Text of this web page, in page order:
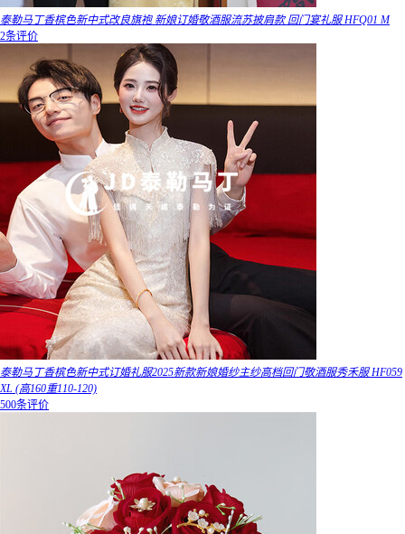
泰勒马丁香槟色新中式改良旗袍 新娘订婚敬酒服流苏披肩款 回门宴礼服 HFQ01 M
2条评价
泰勒马丁香槟色新中式订婚礼服2025新款新娘婚纱主纱高档回门敬酒服秀禾服 HF059
XL (高160重110-120)
500条评价